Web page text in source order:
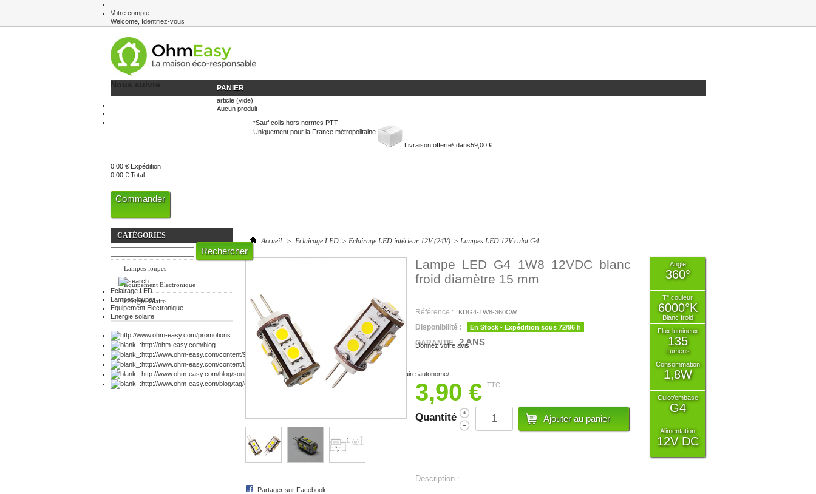
Votre compte
Welcome, Identifiez-vous
Newsletter
PANIER
article (vide)
Aucun produit
Livraison offerte* dans59,00 €
*Sauf colis hors normes PTT
Uniquement pour la France métropolitaine.
0,00 € Expédition
0,00 € Total
Commander
Eclairage LED
Lampes-loupes
Equipement Electronique
Energie solaire
CATÉGORIES
Lampes-loupes
Equipement Electronique
Energie solaire
Accueil > Eclairage LED > Eclairage LED intérieur 12V (24V) > Lampes LED 12V culot G4
Partager sur Facebook
Lampe LED G4 1W8 12VDC blanc
froid diamètre 15 mm
Référence : KDG4-1W8-360CW
Disponibilité : En Stock - Expédition sous 72/96 h
GARANTIE 2 ANS
Donnez votre avis
3,90 € TTC
Quantité
Angle
360°
T° couleur
6000°K
Blanc froid
Flux lumineux
135
Lumens
Consommation
1,8W
Culot/embase
G4
Alimentation
12V DC
Description :